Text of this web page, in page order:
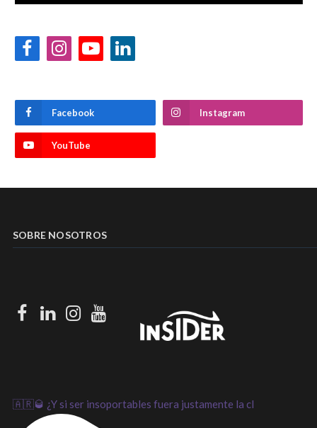
FacebookInstagramYouTubeLinkedIn
Facebook Instagram
YouTube
SOBRE NOSOTROS
Facebook
LinkedInInstagram
Youtube
🇦🇷🥃 ¿Y si ser insoportables fuera justamente la cl